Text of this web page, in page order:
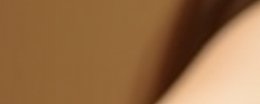
OxiGeno 氧气焕肤护理无疑是您的最佳选
择。作为蒙特利尔领先的美容诊所，Bio
专业团队将在本文中为您深度解析 OxiGeno
面部护理的原理、优势、疗程过程，以及它
为蒙特利尔各类肤质带来的显著改变。